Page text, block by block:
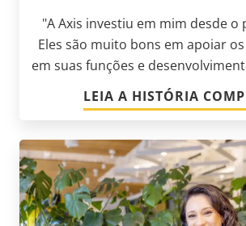
"A Axis investiu em mim desde o
Eles são muito bons em apoiar
em suas funções e
LEIA A HISTÓRIA